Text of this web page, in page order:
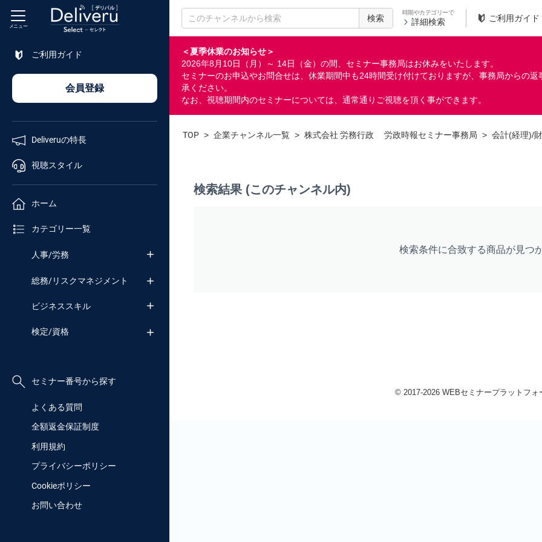
検索
時期やカテゴリーで
詳細検索 ご利用ガイド
＜夏季休業のお知らせ＞
2026年8月10日（月）～ 14日（金）の間、セミナー事務局はお休みをいたします。
セミナーのお申込やお問合せは、休業期間中も24時間受け付けておりますが、事務局からの
承ください。
なお、視聴期間内のセミナーについては、通常通りご視聴を頂く事ができます。
メニュー
ご利用ガイド
会員登録
Deliveruの特長
視聴スタイル
ホーム
カテゴリー一覧
人事/労務
総務/リスクマネジメント
ビジネススキル
検定/資格
セミナー番号から探す
よくある質問
全額返金保証制度
利用規約
プライバシーポリシー
Cookieポリシー
お問い合わせ
セミナー
番号検索
TOP > 企業チャンネル一覧 > 株式会社 労務行政 労政時報セミナー事務局 > 会計(経理)/
検索結果 (このチャンネル内)
検索条件に合致する商品が見つ
© 2017-2026 WEBセミナープラットフォ